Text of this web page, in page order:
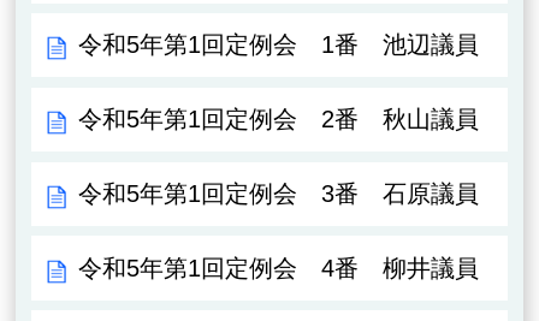
令和5年第1回定例会 1番 池辺議員
令和5年第1回定例会 2番 秋山議員
令和5年第1回定例会 3番 石原議員
令和5年第1回定例会 4番 柳井議員